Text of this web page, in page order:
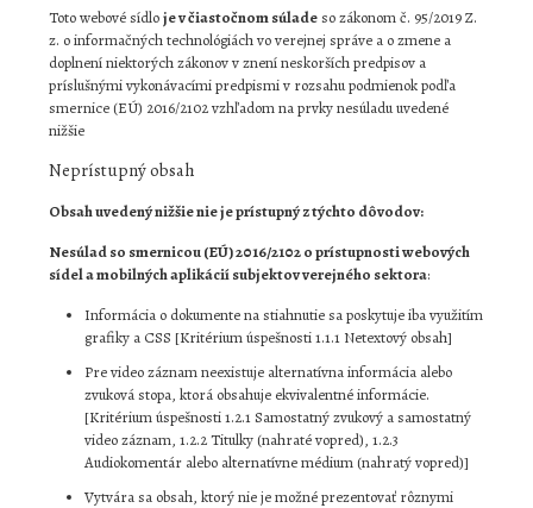
Toto webové sídloje v čiastočnom súladeso zákonom č. 95/2019 Z.
z. o informačných technológiách vo verejnej správe a o zmene a
doplnení niektorých zákonov v znení neskorších predpisov a
príslušnými vykonávacími predpismi v rozsahu podmienok podľa
smernice (EÚ) 2016/2102 vzhľadom na prvky nesúladu uvedené
nižšie
Neprístupný obsah
Obsah uvedený nižšie nie je prístupný z týchto dôvodov:
Nesúlad so smernicou (EÚ) 2016/2102 o prístupnosti webových
sídel a mobilných aplikácií subjektov verejného sektora:
Informácia o dokumente na stiahnutie sa poskytuje iba využitím
grafiky a CSS [Kritérium úspešnosti 1.1.1 Netextový obsah]
Pre video záznam neexistuje alternatívna informácia alebo
zvuková stopa, ktorá obsahuje ekvivalentné informácie.
[Kritérium úspešnosti 1.2.1 Samostatný zvukový a samostatný
video záznam, 1.2.2 Titulky (nahraté vopred), 1.2.3
Audiokomentár alebo alternatívne médium (nahratý vopred)]
Vytvára sa obsah, ktorý nie je možné prezentovať rôznymi